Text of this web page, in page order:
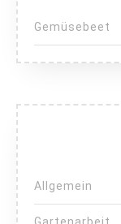
Gemüsebeet
Allgemein